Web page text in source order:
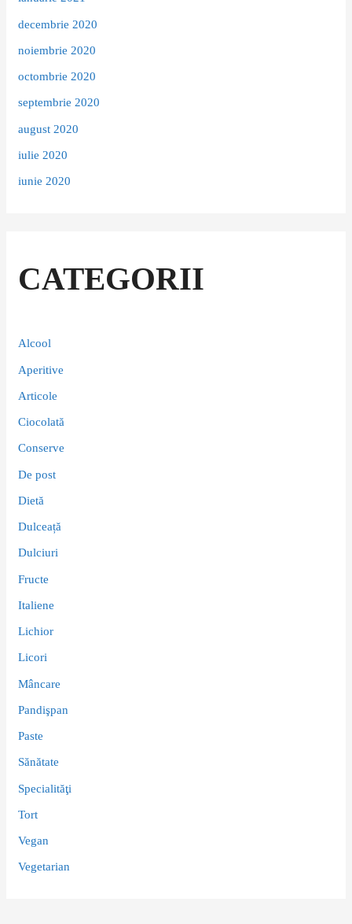
decembrie 2020
noiembrie 2020
octombrie 2020
septembrie 2020
august 2020
iulie 2020
iunie 2020
CATEGORII
Alcool
Aperitive
Articole
Ciocolată
Conserve
De post
Dietă
Dulceață
Dulciuri
Fructe
Italiene
Lichior
Licori
Mâncare
Pandişpan
Paste
Sănătate
Specialităţi
Tort
Vegan
Vegetarian